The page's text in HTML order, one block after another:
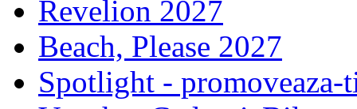
Revelion 2027
Beach, Please 2027
Spotlight - promoveaza-